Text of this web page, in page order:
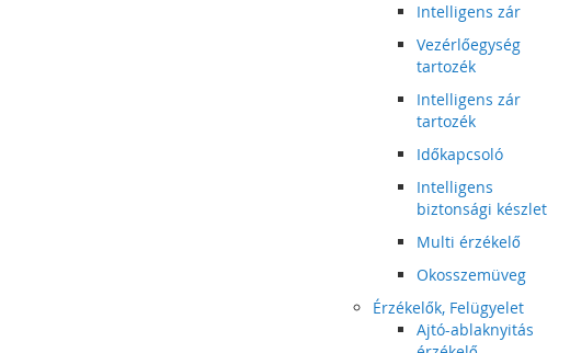
Intelligens zár
Vezérlőegység
tartozék
Intelligens zár
tartozék
Időkapcsoló
Intelligens
biztonsági készlet
Multi érzékelő
Okosszemüveg
Érzékelők, Felügyelet
Ajtó-ablaknyitás